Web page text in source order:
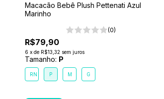
Macacão Bebê Plush Pettenati Azul
Marinho
(0)
R$79,90
6 x de R$13,32 sem juros
Tamanho: P
RN P M G